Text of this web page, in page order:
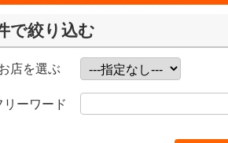
で絞り込む
店を選ぶ
リーワード